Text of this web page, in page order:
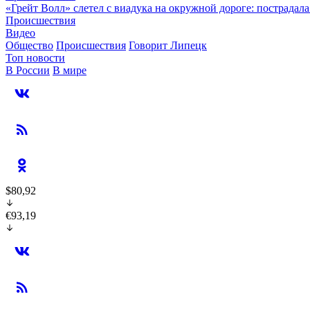
«Грейт Волл» слетел с виадука на окружной дороге:
Происшествия
Видео
Общество Происшествия Говорит Липецк
Топ новости
В России В мире
$80,92
€93,19